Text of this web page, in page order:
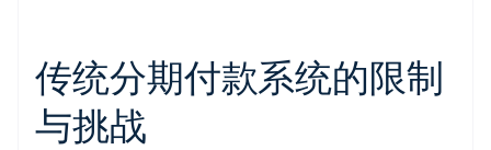
传统分期付款系统的限制
与挑战